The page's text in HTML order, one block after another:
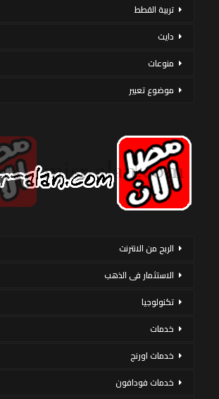
تربية القطط
دايت
منوعات
موضوع تعبير
الربح من الانترنت
الاستثمار فى الذهب
تكنولوجيا
خدمات
خدمات اورنج
خدمات فودافون